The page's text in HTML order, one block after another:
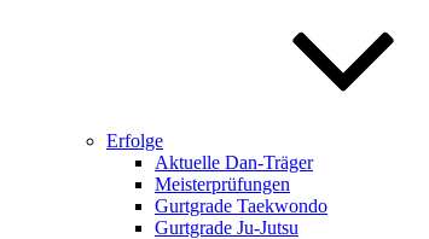
Erfolge
Aktuelle Dan-Träger
Meisterprüfungen
Gurtgrade Taekwondo
Gurtgrade Ju-Jutsu